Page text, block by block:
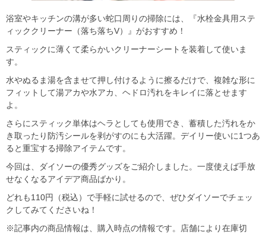
浴室やキッチンの溝が多い蛇口周りの掃除には、『水栓金具用ステ
ィッククリーナー（落ち落ちV）』がおすすめ！
スティックに薄くて柔らかいクリーナーシートを装着して使いま
す。
水やぬるま湯を含ませて押し付けるように擦るだけで、複雑な形に
フィットして湯アカや水アカ、ヘドロ汚れをキレイに落とせます
よ。
さらにスティック単体はヘラとしても使用でき、蓄積した汚れをか
き取ったり防汚シールを剥がすのにも大活躍。デイリー使いに1つあ
ると重宝する掃除アイテムです。
今回は、ダイソーの優秀グッズをご紹介しました。一度使えば手放
せなくなるアイデア商品ばかり。
どれも110円（税込）で手軽に試せるので、ぜひダイソーでチェッ
クしてみてくださいね！
※記事内の商品情報は、購入時点の情報です。店舗により在庫切